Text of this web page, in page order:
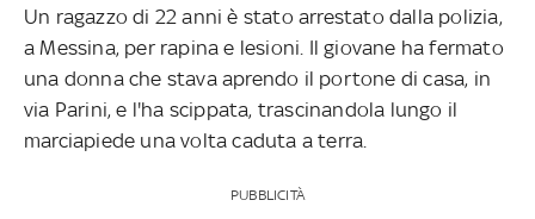
Un ragazzo di 22 anni è stato arrestato dalla polizia,
a Messina, per rapina e lesioni. Il giovane ha fermato
una donna che stava aprendo il portone di casa, in
via Parini, e l'ha scippata, trascinandola lungo il
marciapiede una volta caduta a terra.
PUBBLICITÀ